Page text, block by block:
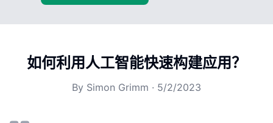
如何利用人工智能快速构建应用？
By Simon Grimm · 5/2/2023